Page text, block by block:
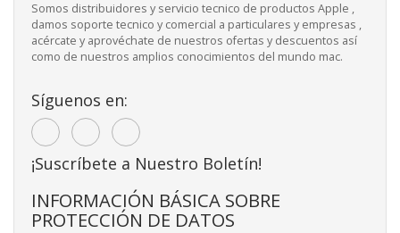
Somos distribuidores y servicio tecnico de productos Apple ,
damos soporte tecnico y comercial a particulares y empresas ,
acércate y aprovéchate de nuestros ofertas y descuentos así
como de nuestros amplios conocimientos del mundo mac.
Síguenos en:
¡Suscríbete a Nuestro Boletín!
INFORMACIÓN BÁSICA SOBRE
PROTECCIÓN DE DATOS